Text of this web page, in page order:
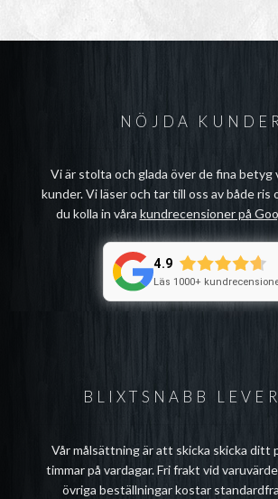
BLIXTSNABB
Vår målsättning är att skicka skicka ditt
timmar på vardagar. Fri frakt vid
övriga beställningar kostar
NÖJDA KUNDER
Vi är stolta och glada över de fina betyg
kunder. Vi läser och tar till oss av både ris
du kolla in våra kundrecensioner på
4.9
Läs 1000+